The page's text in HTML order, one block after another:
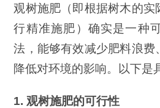
观树施肥（即根据树木的实
行精准施肥）确实是一种
法，能够有效减少肥料浪费
降低对环境的影响。以下是
1. 观树施肥的可行性